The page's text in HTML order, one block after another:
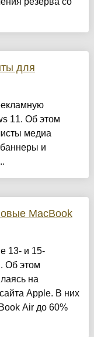
для
11. Об этом
медиа
и
MacBook
13- и 15-
Об этом
на
Apple. В них
Air до 60%